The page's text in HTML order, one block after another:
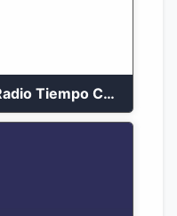
Radio Tiempo Cali En Vivo 2023